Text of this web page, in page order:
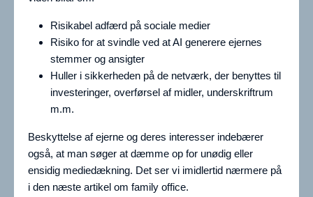
Risikabel adfærd på sociale medier
Risiko for at svindle ved at AI generere ejernes
stemmer og ansigter
Huller i sikkerheden på de netværk, der benyttes til
investeringer, overførsel af midler, underskriftrum
m.m.
Beskyttelse af ejerne og deres interesser indebærer
også, at man søger at dæmme op for unødig eller
ensidig mediedækning. Det ser vi imidlertid nærmere på
i den næste artikel om family office.